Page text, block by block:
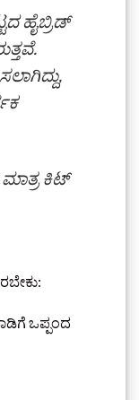
ಹೈಬ್ರಿಡ್
ಕಿಟ್
ಒಪ್ಪಂದ